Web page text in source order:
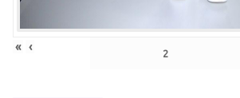
« ‹